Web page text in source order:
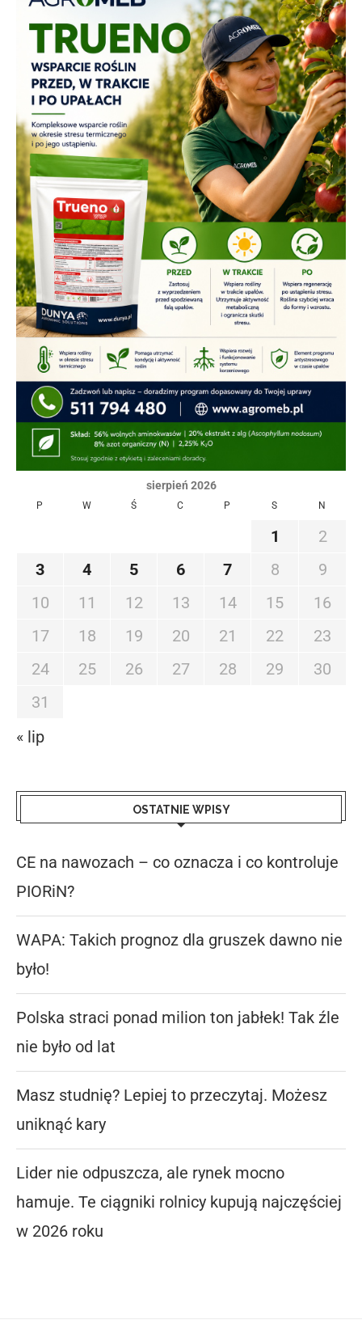
sierpień 2026
P W Ś C P S N
1
2
3
4 5 6 7 8
9
10
11 12 13 14 15
16
17
18 19 20 21 22
23
24
25 26 27 28 29
30
31
« lip
OSTATNIE WPISY
CE na nawozach – co oznacza i co kontroluje
PIORiN?
WAPA: Takich prognoz dla gruszek dawno nie
było!
Polska straci ponad milion ton jabłek! Tak źle
nie było od lat
Masz studnię? Lepiej to przeczytaj. Możesz
uniknąć kary
Lider nie odpuszcza, ale rynek mocno
hamuje. Te ciągniki rolnicy kupują najczęściej
w 2026 roku